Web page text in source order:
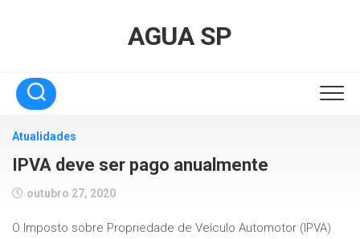
AGUA SP
Atualidades
IPVA deve ser pago anualmente
outubro 27, 2020
O Imposto sobre Propriedade de Veículo Automotor (IPVA)